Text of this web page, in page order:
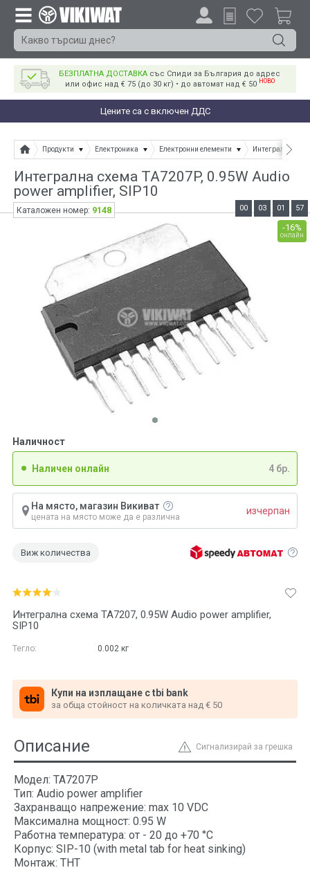
БЕЗПЛАТНА ДОСТАВКА със Спиди за България до адрес
или офис над € 75 (до 30 кг) • до автомат над € 50 НОВО
Цените са с включен ДДС
Продукти Електроника Електронни елементи Интегрални
Интегрална схема TA7207P, 0.95W Audio
power amplifier, SIP10
Интегрална схема TA7207, 0.95W Audio power amplifier,
SIP10
Тегло: 0.002 кг
Купи на изплащане с tbi bank
за обща стойност на количката над € 50
Наличност
Наличен онлайн 4 бр.
На място, магазин Викиват
цената на място може да е различна
изчерпан
Виж количества
-16%
онлайн
00 03 01 57
Каталожен номер: 9148
Сигнализирай за грешка
Описание
Модел: TA7207P
Тип: Audio power amplifier
Захранващо напрежение: max 10 VDC
Максимална мощност: 0.95 W
Работна температура: от - 20 до +70 °C
Корпус: SIP-10 (with metal tab for heat sinking)
Монтаж: THT